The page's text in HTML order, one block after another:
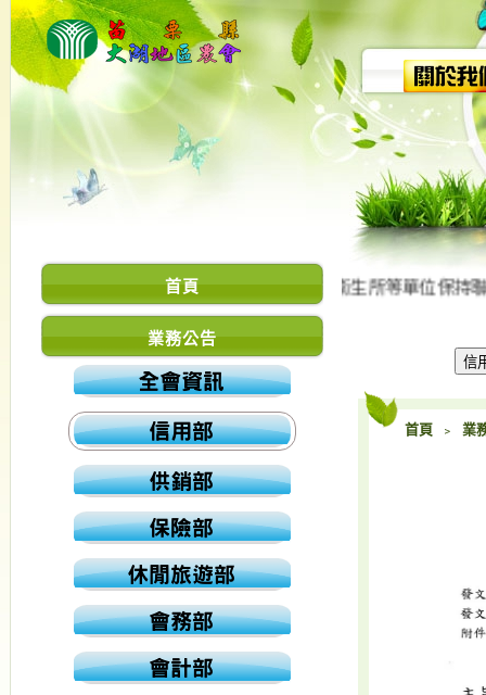
會與苗栗縣政府/衛生局及大湖鄉公所/衛生所等單位保持聯
首頁 ﹥ 業
首頁
業務公告